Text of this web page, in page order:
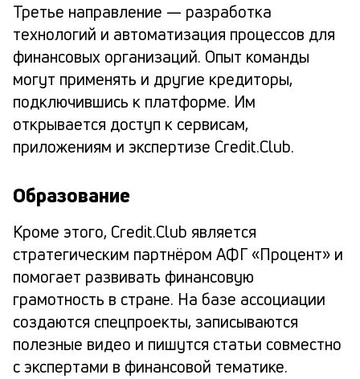
Третье направление — разработка
технологий и автоматизация процессов для
финансовых организаций. Опыт команды
могут применять и другие кредиторы,
подключившись к платформе. Им
открывается доступ к сервисам,
приложениям и экспертизе Credit.Club.
Образование
Кроме этого, Credit.Club является
стратегическим партнёром АФГ «Процент» и
помогает развивать финансовую
грамотность в стране. На базе ассоциации
создаются спецпроекты, записываются
полезные видео и пишутся статьи совместно
с экспертами в финансовой тематике.